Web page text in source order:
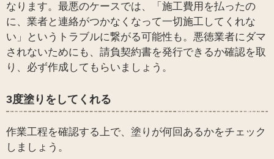
なります。最悪のケースでは、「施工費用を払ったの
に、業者と連絡がつかなくなって一切施工してくれな
い」というトラブルに繋がる可能性も。悪徳業者にダマ
されないためにも、請負契約書を発行できるか確認を取
り、必ず作成してもらいましょう。
3度塗りをしてくれる
作業工程を確認する上で、塗りが何回あるかをチェック
しましょう。